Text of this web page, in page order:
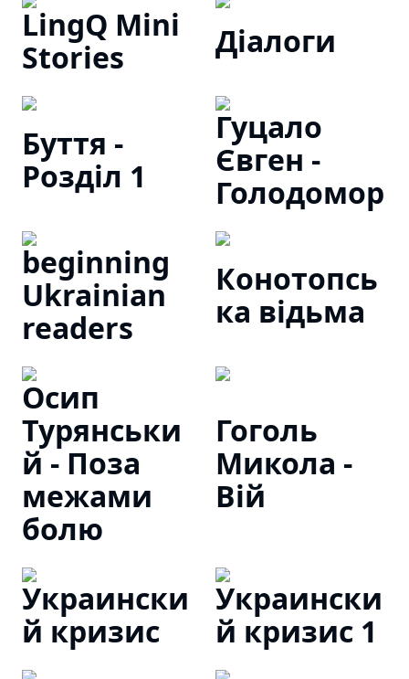
LingQ Mini
Stories
Діалоги
Буття -
Розділ 1
Гуцало
Євген -
Голодомор
beginning
Ukrainian
readers
Конотопсь
ка відьма
Осип
Турянськи
й - Поза
межами
болю
Гоголь
Микола -
Вій
Украински
й кризис
Украински
й кризис 1